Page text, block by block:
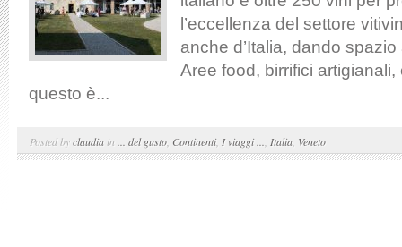
l’eccellenza del settore
anche d’Italia, dando spazio
Aree food, birrifici artigianali,
questo è...
Posted byclaudia in ... del gusto Continenti, I viaggi ... Italia Veneto